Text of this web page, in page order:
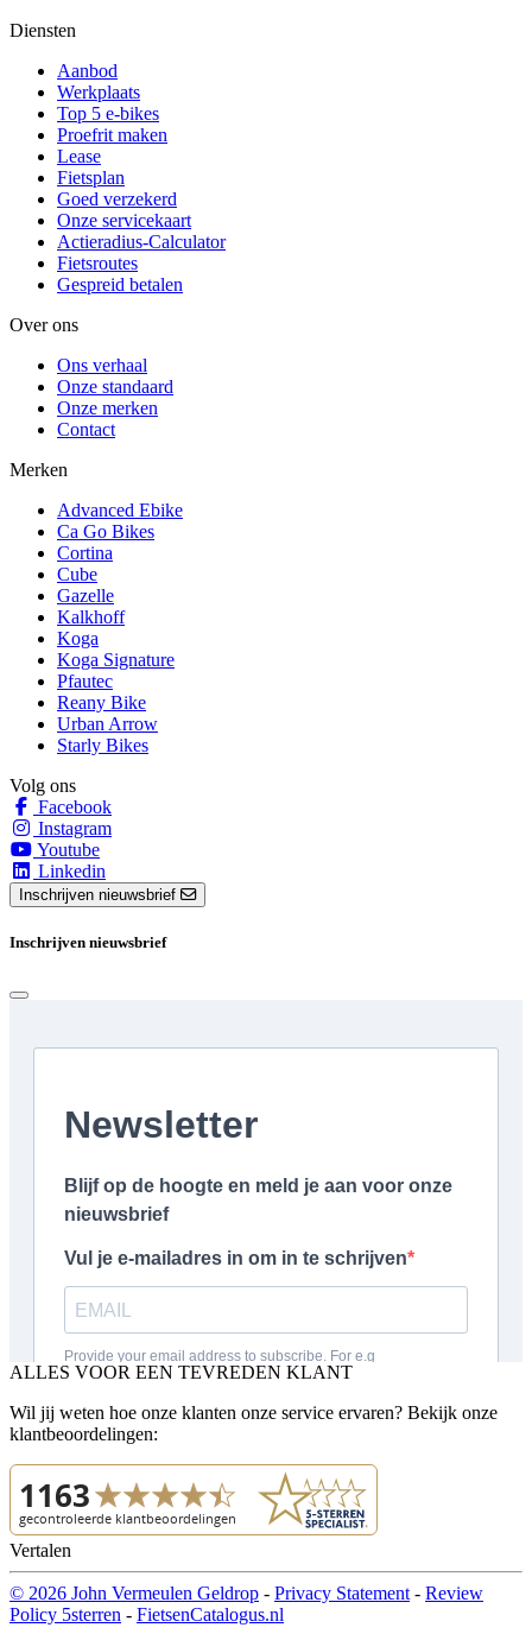
Diensten
Aanbod
Werkplaats
Top 5 e-bikes
Proefrit maken
Lease
Fietsplan
Goed verzekerd
Onze servicekaart
Actieradius-Calculator
Fietsroutes
Gespreid betalen
Over ons
Ons verhaal
Onze standaard
Onze merken
Contact
Merken
Advanced Ebike
Ca Go Bikes
Cortina
Cube
Gazelle
Kalkhoff
Koga
Koga Signature
Pfautec
Reany Bike
Urban Arrow
Starly Bikes
Volg ons
Facebook
Instagram
Youtube
Linkedin
Inschrijven nieuwsbrief
Inschrijven nieuwsbrief
ALLES VOOR EEN TEVREDEN KLANT
Wil jij weten hoe onze klanten onze service ervaren? Bekijk onze
klantbeoordelingen:
Vertalen
© 2026 John Vermeulen Geldrop - Privacy Statement - Review
Policy 5sterren - FietsenCatalogus.nl